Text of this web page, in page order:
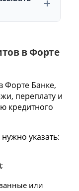
но общая
выше.
ставка еще
расчетов с
в Форте
Форте Банке,
переплату и
кредитного
указать:
или